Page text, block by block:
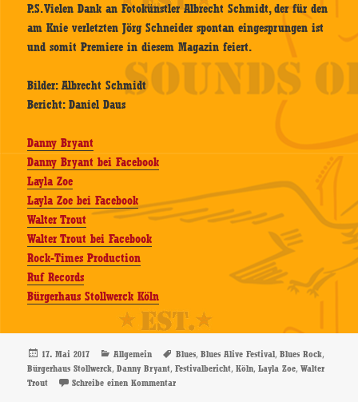
P.S. Vielen Dank an Fotokünstler Albrecht Schmidt, der für den
am Knie verletzten Jörg Schneider spontan eingesprungen ist
und somit Premiere in diesem Magazin feiert.
Bilder: Albrecht Schmidt
Bericht: Daniel Daus
Danny Bryant
Danny Bryant bei Facebook
Layla Zoe
Layla Zoe bei Facebook
Walter Trout
Walter Trout bei Facebook
Rock-Times Production
Ruf Records
Bürgerhaus Stollwerck Köln
Veröffentlicht
am
17. Mai 2017 Kategorien
Allgemein Schlagwörter
Blues,Blues Alive Festival,Blues Rock,
Bürgerhaus Stollwerck,Danny Bryant,Festivalbericht,Köln,Layla Zoe,Walter
Trout
Schreibe einen Kommentarzu Blues Alive Festival, 13.05.2017,